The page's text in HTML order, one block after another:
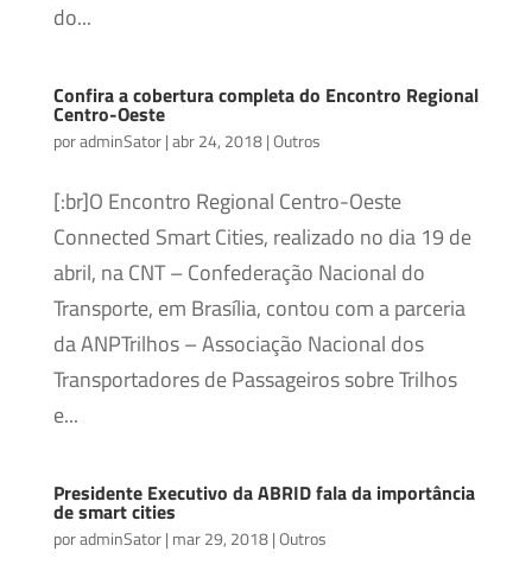
do...
Confira a cobertura completa do Encontro Regional
Centro-Oeste
poradminSator|abr 24, 2018|Outros
[:br]O Encontro Regional Centro-Oeste
Connected Smart Cities, realizado no dia 19 de
abril, na CNT – Confederação Nacional do
Transporte, em Brasília, contou com a parceria
da ANPTrilhos – Associação Nacional dos
Transportadores de Passageiros sobre Trilhos
e...
Presidente Executivo da ABRID fala da importância
de smart cities
poradminSator| mar 29, 2018|Outros